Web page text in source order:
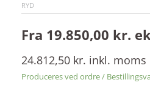
RYD
Fra 19.850,00 kr.
24.812,50 kr. inkl. moms
Produceres ved ordre /
Model
1